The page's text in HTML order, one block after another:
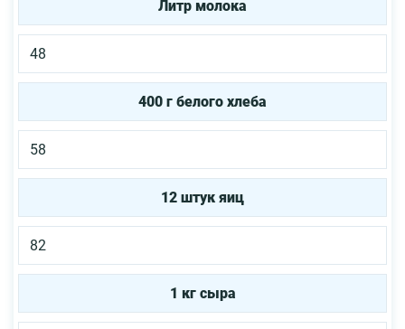
Литр молока
48
400 г белого хлеба
58
12 штук яиц
82
1 кг сыра